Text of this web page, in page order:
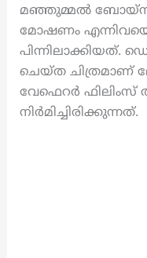
മഞ്ഞുമ്മൽ ബോയ്സ്,
മോഷണം
പിന്നിലാക്കിയത്.
ചെയ്ത ചിത്രമാണ്
വേഫെറർ ഫിലിംസ്
നിർമിച്ചിരിക്കുന്നത്.